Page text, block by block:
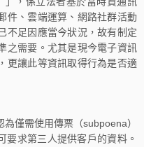
件、雲端運算、網路社群活動
不足因應當今狀況，故有制定
之需要。尤其是現今電子資訊
更讓此等資訊取得行為是否適
僅需使用傳票（subpoena）
要求第三人提供客戶的資料。